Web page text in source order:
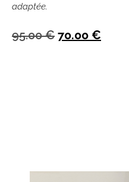
adaptée.
95.00€ 70.00 €